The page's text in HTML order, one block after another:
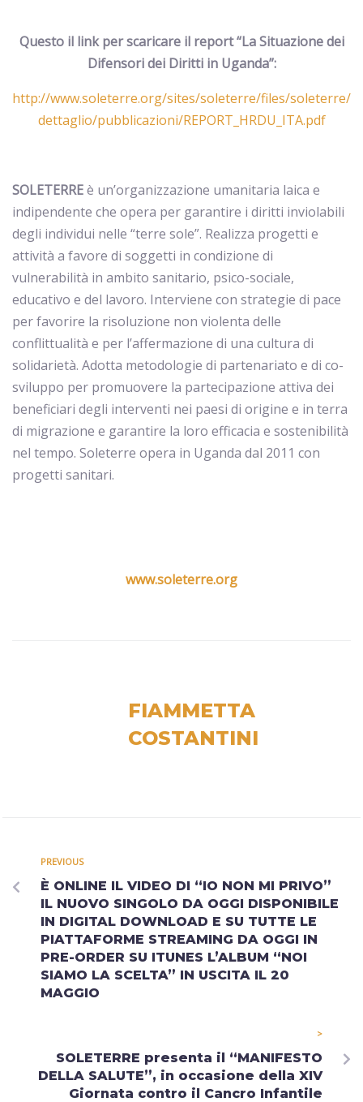
Questo il link per scaricare il report “La Situazione dei
Difensori dei Diritti in Uganda”:
http://www.soleterre.org/sites/soleterre/files/soleterre/
dettaglio/pubblicazioni/REPORT_HRDU_ITA.pdf
SOLETERREè un’organizzazione umanitaria laica e
indipendente che opera per garantire i diritti inviolabili
degli individui nelle “terre sole”. Realizza progetti e
attività a favore di soggetti in condizione di
vulnerabilità in ambito sanitario, psico-sociale,
educativo e del lavoro. Interviene con strategie di pace
per favorire la risoluzione non violenta delle
conflittualità e per l’affermazione di una cultura di
solidarietà. Adotta metodologie di partenariato e di co-
sviluppo per promuovere la partecipazione attiva dei
beneficiari degli interventi nei paesi di origine e in terra
di migrazione e garantire la loro efficacia e sostenibilità
nel tempo. Soleterre opera in Uganda dal 2011 con
progetti sanitari.
www.soleterre.org
FIAMMETTA
COSTANTINI
PREVIOUS
È ONLINE IL VIDEO DI “IO NON MI PRIVO”
IL NUOVO SINGOLO DA OGGI DISPONIBILE
IN DIGITAL DOWNLOAD E SU TUTTE LE
PIATTAFORME STREAMING DA OGGI IN
PRE-ORDER SU ITUNES L’ALBUM “NOI
SIAMO LA SCELTA” IN USCITA IL 20
MAGGIO
>
SOLETERRE presenta il “MANIFESTO
DELLA SALUTE”, in occasione della XIV
Giornata contro il Cancro Infantile